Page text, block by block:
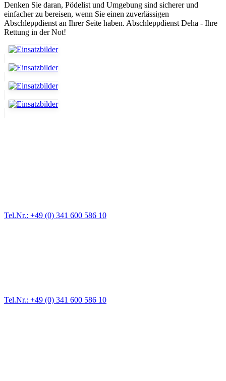
Denken Sie daran, Pödelist und Umgebung sind sicherer und
einfacher zu bereisen, wenn Sie einen zuverlässigen
Abschleppdienst an Ihrer Seite haben. Abschleppdienst Deha - Ihre
Rettung in der Not!
Tel.Nr.: +49 (0) 341 600 586 10
Tel.Nr.: +49 (0) 341 600 586 10